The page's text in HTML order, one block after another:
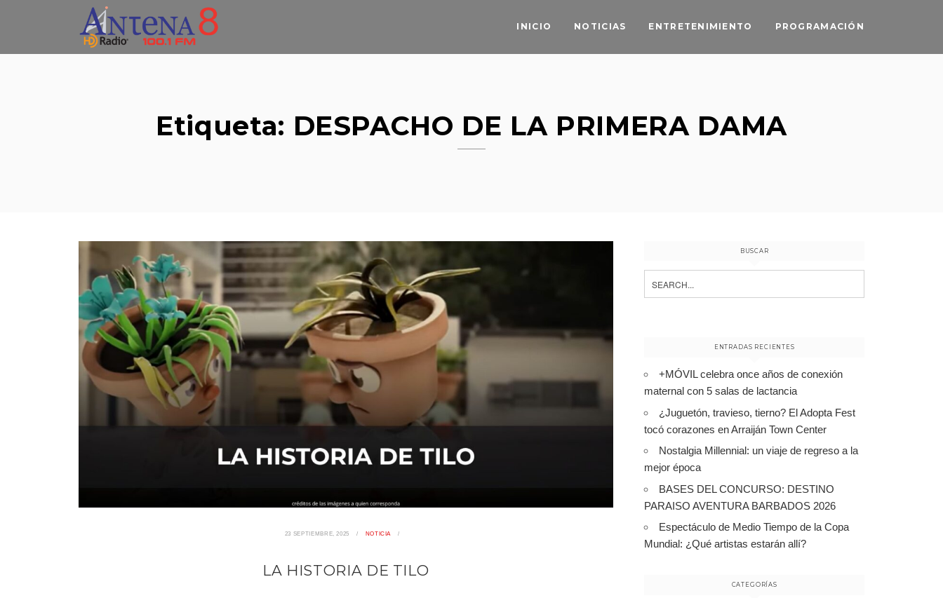
INICIO NOTICIAS ENTRETENIMIENTO PROGRAMACIÓN
Etiqueta: DESPACHO DE LA PRIMERA DAMA
23 SEPTIEMBRE, 2025 NOTICIA
LA HISTORIA DE TILO
BUSCAR
ENTRADAS RECIENTES
+MÓVIL celebra once años de conexión
maternal con 5 salas de lactancia
¿Juguetón, travieso, tierno? El Adopta Fest
tocó corazones en Arraiján Town Center
Nostalgia Millennial: un viaje de regreso a la
mejor época
BASES DEL CONCURSO: DESTINO
PARAISO AVENTURA BARBADOS 2026
Espectáculo de Medio Tiempo de la Copa
Mundial: ¿Qué artistas estarán allí?
CATEGORÍAS